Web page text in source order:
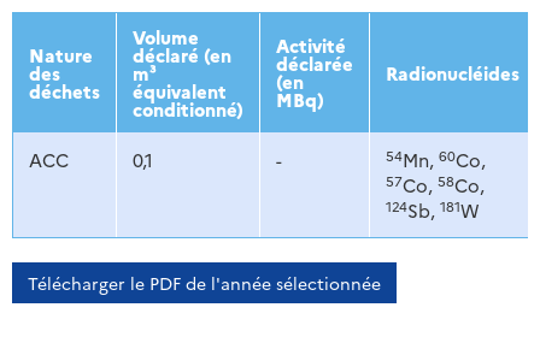
2013 2014 2015 2016
Nature
des
déchets
Volume
déclaré (en
m³
équivalent
conditionné)
Activité
déclarée
(en
MBq)
Radionucléides
ACC 0,1 - 54Mn, 60Co,
57Co, 58Co,
124Sb, 181W
Télécharger le PDF de l'année sélectionnée